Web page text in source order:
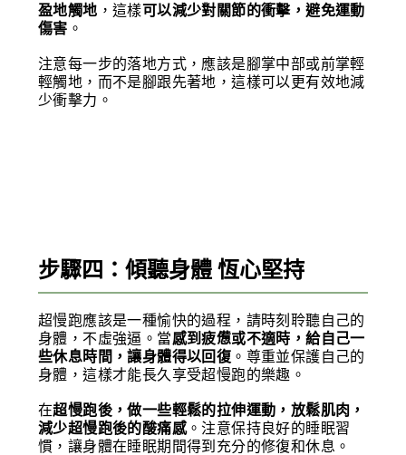
盈地觸地 ，這樣可以減少對關節的衝擊，避免運動
傷害 。
注意每一步的落地方式，應該是腳掌中部或前掌輕
輕觸地，而不是腳跟先著地，這樣可以更有效地減
少衝擊力。
步驟四：傾聽身體 恆心堅持
超慢跑應該是一種愉快的過程，請時刻聆聽自己的
身體，不虛強逼。當感到疲憊或不適時，給自己一
些休息時間，讓身體得以回復 。尊重並保護自己的
身體，這樣才能長久享受超慢跑的樂趣。
在超慢跑後，做一些輕鬆的拉伸運動，放鬆肌肉，
減少超慢跑後的酸痛感。注意保持良好的睡眠習
慣，讓身體在睡眠期間得到充分的修復和休息。